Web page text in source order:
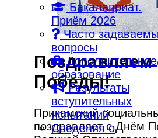
Бакалавриат.
Приём 2026
Часто
вопросы
Дополнительное
образование
Результаты
вступительных
испытаний
Сведения о
Поздравляем
Победы!
Прикамский
поздравляет с Днём